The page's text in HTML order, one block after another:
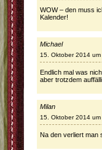
WOW – den muss
Kalender!
Michael
15. Oktober 2014
Endlich mal was
aber trotzdem
Milan
15. Oktober 2014 um
Na den verliert man